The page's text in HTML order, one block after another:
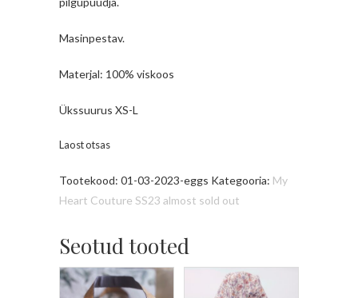
Masinpestav.
Materjal: 100% viskoos
Ükssuurus XS-L
Laost otsas
Tootekood: 01-03-2023-eggs Kategooria: My
Heart Couture SS23 almost sold out
Seotud tooted